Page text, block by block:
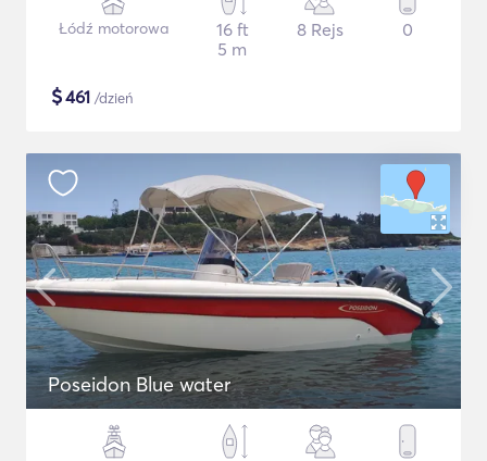
Łódź motorowa
16 ft
5 m
8 Rejs 0
$461 /dzień
Poseidon Blue water